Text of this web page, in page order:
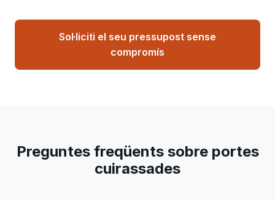
Sol·liciti el seu pressupost sense
compromís
Preguntes freqüents sobre portes
cuirassades